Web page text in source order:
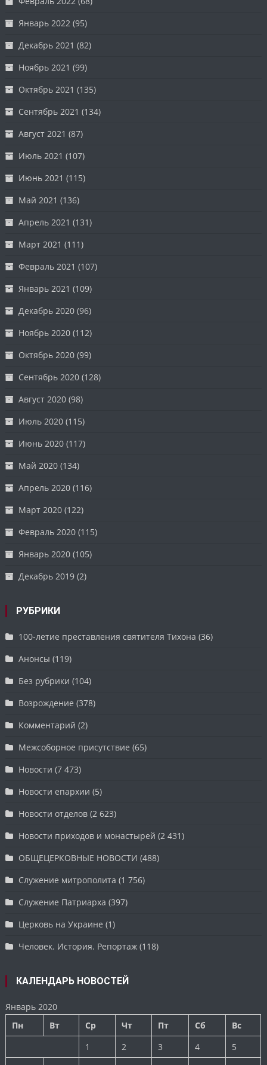
Январь 2022 (95)
Декабрь 2021 (82)
Ноябрь 2021 (99)
Октябрь 2021 (135)
Сентябрь 2021 (134)
Август 2021 (87)
Июль 2021 (107)
Июнь 2021 (115)
Май 2021 (136)
Апрель 2021 (131)
Март 2021 (111)
Февраль 2021 (107)
Январь 2021 (109)
Декабрь 2020 (96)
Ноябрь 2020 (112)
Октябрь 2020 (99)
Сентябрь 2020 (128)
Август 2020 (98)
Июль 2020 (115)
Июнь 2020 (117)
Май 2020 (134)
Апрель 2020 (116)
Март 2020 (122)
Февраль 2020 (115)
Январь 2020 (105)
Декабрь 2019 (2)
РУБРИКИ
100-летие преставления святителя Тихона (36)
Анонсы (119)
Без рубрики (104)
Возрождение (378)
Комментарий (2)
Межсоборное присутствие (65)
Новости (7 473)
Новости епархии (5)
Новости отделов (2 623)
Новости приходов и монастырей (2 431)
ОБЩЕЦЕРКОВНЫЕ НОВОСТИ (488)
Служение митрополита (1 756)
Служение Патриарха (397)
Церковь на Украине (1)
Человек. История. Репортаж (118)
КАЛЕНДАРЬ НОВОСТЕЙ
Январь 2020
Пн
Вт Ср Чт Пт Сб
Вс
1
2 3 4
5